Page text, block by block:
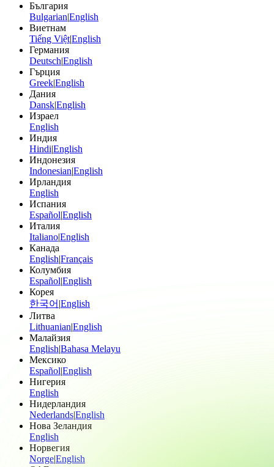
България
Bulgarian|English
Виетнам
Tiếng Việt|English
Германия
Deutsch|English
Гърция
Greek|English
Дания
Dansk|English
Израел
English
Индия
Hindi|English
Индонезия
Indonesian|English
Ирландия
English
Испания
Español|English
Италия
Italiano|English
Канада
English|Français
Колумбия
Español|English
Корея
한국어 |English
Литва
Lithuanian|English
Малайзия
English|Bahasa Melayu
Мексико
Español|English
Нигерия
English
Нидерландия
Nederlands|English
Нова Зеландия
English
Норвегия
Norge|English